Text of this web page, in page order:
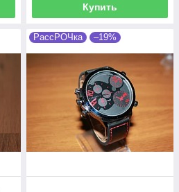
Купить
РассРОЧка –19%